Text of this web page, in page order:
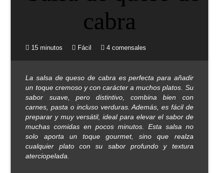
15 minutos Fácil 4 comensales
La salsa de queso de cabra es perfecta para añadir
un toque cremoso y con carácter a muchos platos. Su
sabor suave, pero distintivo, combina bien con
carnes, pasta o incluso verduras. Además, es fácil de
preparar y muy versátil, ideal para elevar el sabor de
muchas comidas en pocos minutos. Esta salsa no
solo aporta un toque gourmet, sino que realza
cualquier plato con su sabor profundo y textura
aterciopelada.